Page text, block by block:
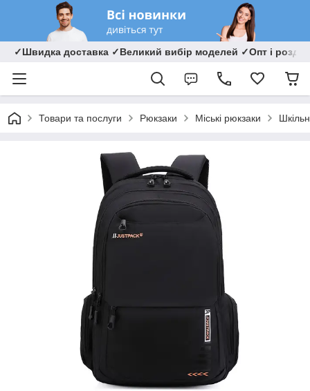
✓Швидка доставка ✓Великий вибір моделей ✓Опт і
Товари та послуги Рюкзаки Міські рюкзаки